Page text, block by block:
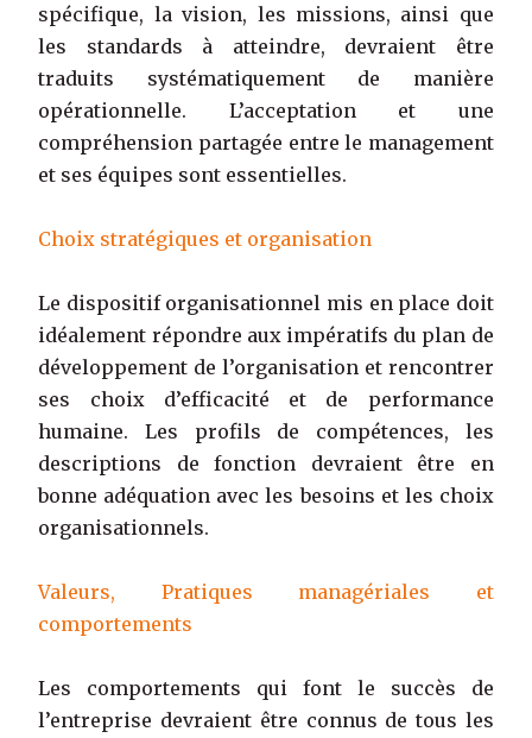
spécifique, la vision, les missions, ainsi que
les standards à atteindre, devraient être
traduits systématiquement de manière
opérationnelle. L’acceptation et une
compréhension partagée entre le management
et ses équipes sont essentielles.
Choix stratégiques et organisation
Le dispositif organisationnel mis en place doit
idéalement répondre aux impératifs du plan de
développement de l’organisation et rencontrer
ses choix d’efficacité et de performance
humaine. Les profils de compétences, les
descriptions de fonction devraient être en
bonne adéquation avec les besoins et les choix
organisationnels.
Valeurs, Pratiques managériales et
comportements
Les comportements qui font le succès de
l’entreprise devraient être connus de tous les